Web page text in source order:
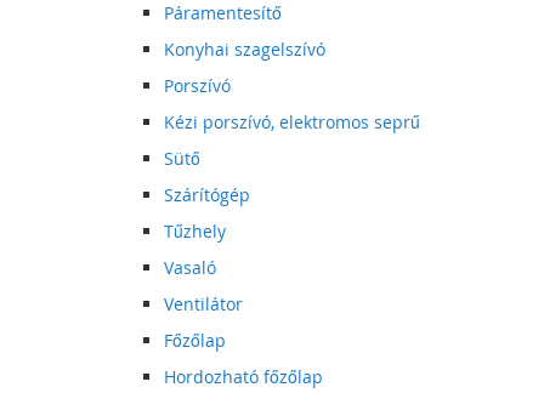
Páramentesítő
Konyhai szagelszívó
Porszívó
Kézi porszívó, elektromos seprű
Sütő
Szárítógép
Tűzhely
Vasaló
Ventilátor
Főzőlap
Hordozható főzőlap